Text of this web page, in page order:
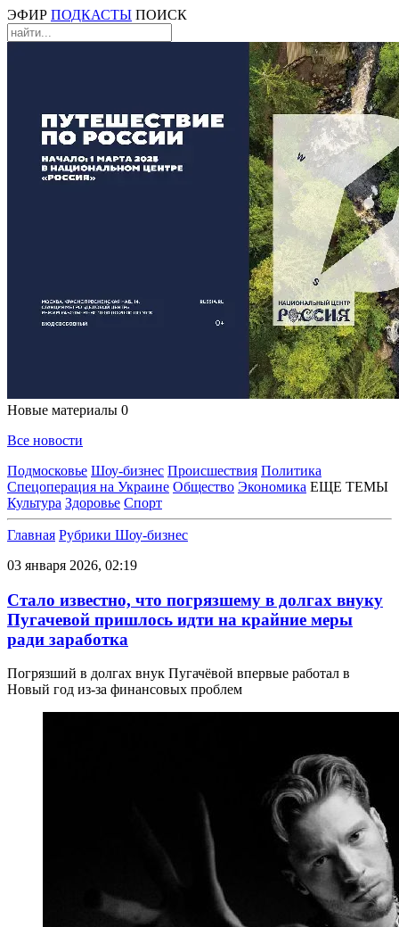
ЭФИР ПОДКАСТЫ ПОИСК
Новые материалы 0
Все новости
Подмосковье Шоу-бизнес Происшествия Политика
Спецоперация на Украине Общество Экономика ЕЩЕ ТЕМЫ
Культура Здоровье Спорт
Главная Рубрики Шоу-бизнес
03 января 2026, 02:19
Стало известно, что погрязшему в долгах внуку
Пугачевой пришлось идти на крайние меры
ради заработка
Погрязший в долгах внук Пугачёвой впервые работал в
Новый год из-за финансовых проблем